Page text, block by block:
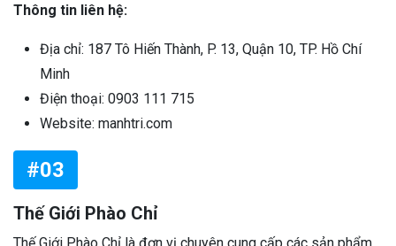
Thông tin liên hệ:
Địa chỉ: 187 Tô Hiến Thành, P. 13, Quận 10, TP. Hồ Chí
Minh
Điện thoại: 0903 111 715
Website: manhtri.com
#03
Thế Giới Phào Chỉ